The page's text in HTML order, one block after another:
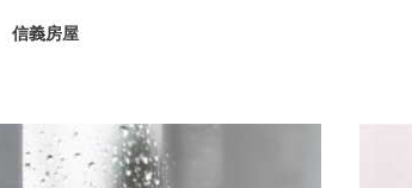
信義房屋
租屋